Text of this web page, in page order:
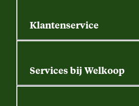
Klantenservice
Contactformulier
Services bij Welkoop